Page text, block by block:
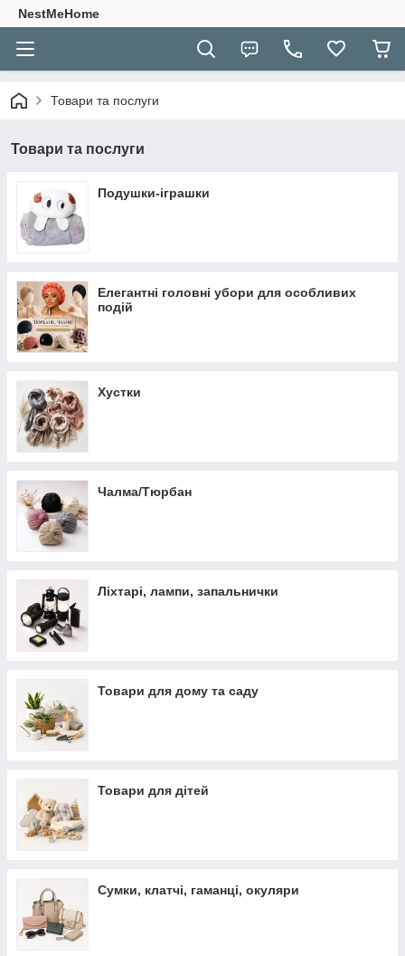
NestMeHome
Товари та послуги
Товари та послуги
Подушки-іграшки
Елегантні головні убори для особливих
подій
Хустки
Чалма/Тюрбан
Ліхтарі, лампи, запальнички
Товари для дому та саду
Товари для дітей
Сумки, клатчі, гаманці, окуляри